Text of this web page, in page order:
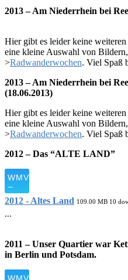
2013 – Am Niederrhein
Hier gibt es leider keine
eine kleine Auswahl von
>Radwanderwochen. Viel Spaß
2013 – Am Niederrhein bei
Hier gibt es leider keine
eine kleine Auswahl von
>Radwanderwochen. Viel Spaß
2012 – Das “ALTE LAND”
2012 - Altes Land 109.00 MB 10
...
2011 – Unser Quartier war
in Berlin und Potsdam.